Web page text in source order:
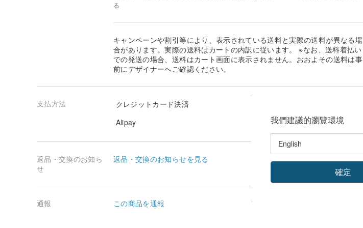
る
キャンペーンや割引等により、表示されている送料と実際の送料が異なる場
合があります。実際の送料はカートの内訳に従います。 ※なお、送料着払い
での発送の場合、送料はカート画面に表示されません。おおよその送料は事
前にデザイナーへご確認ください。
支払方法
クレジットカード決済
Alipay
返品・交換のお知ら
せ
返品・交換のお知らせを見る
通報 この商品を通報
我們建議的瀏覽環境
確定